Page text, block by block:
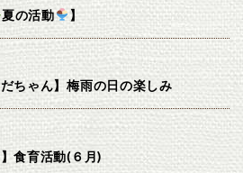
夏の活動 】
ちゃん】梅雨の日の楽しみ
食育活動(６月)